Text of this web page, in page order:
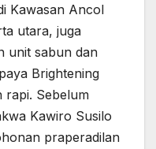
Kawasan Ancol
utara, juga
unit sabun dan
Brightening
rapi. Sebelum
Kawiro Susilo
praperadilan